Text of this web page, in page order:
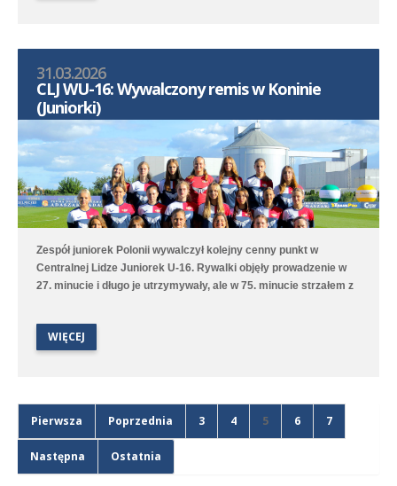
31.03.2026
CLJ WU-16: Wywalczony remis w Koninie
(Juniorki)
Zespół juniorek Polonii wywalczył kolejny cenny punkt w
Centralnej Lidze Juniorek U-16. Rywalki objęły prowadzenie w
27. minucie i długo je utrzymywały, ale w 75. minucie strzałem z
utrzymuje wysokie trzecie miejsce w tabeli rozgrywek.
WIĘCEJ
Pierwsza Poprzednia 3 4 5 6 7
Następna Ostatnia